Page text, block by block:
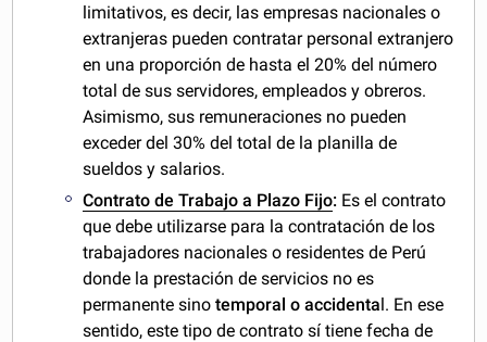
limitativos, es decir, las empresas nacionales o
extranjeras pueden contratar personal extranjero
en una proporción de hasta el 20% del número
total de sus servidores, empleados y obreros.
Asimismo, sus remuneraciones no pueden
exceder del 30% del total de la planilla de
sueldos y salarios.
Contrato de Trabajo a Plazo Fijo: Es el contrato
que debe utilizarse para la contratación de los
trabajadores nacionales o residentes de Perú
donde la prestación de servicios no es
permanente sinotemporal o accidental. En ese
sentido, este tipo de contrato sí tiene fecha de